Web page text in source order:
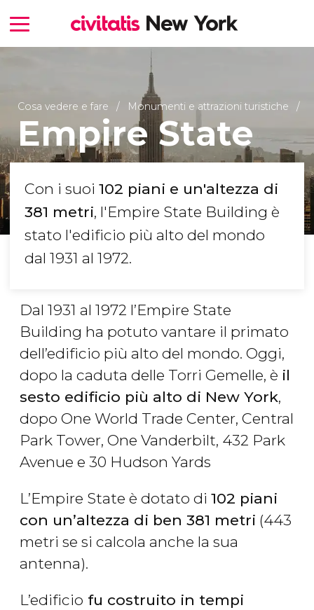
Cosa vedere e fare Monumenti e attrazioni turistiche
Empire State
Con i suoi 102 piani e un'altezza di
381 metri, l'Empire State Building è
stato l'edificio più alto del mondo
dal 1931 al 1972.
Dal 1931 al 1972 l’Empire State
Building ha potuto vantare il primato
dell’edificio più alto del mondo. Oggi,
dopo la caduta delle Torri Gemelle, è il
sesto edificio più alto di New York,
dopo One World Trade Center, Central
Park Tower, One Vanderbilt, 432 Park
Avenue e 30 Hudson Yards
L’Empire State è dotato di 102 piani
con un’altezza di ben 381 metri (443
metri se si calcola anche la sua
antenna).
L’edificio fu costruito in tempi